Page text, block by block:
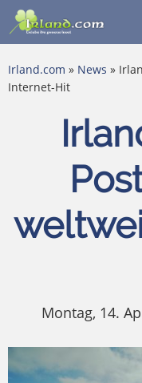
Irland.com » News »
Internet-Hit
Montag, 14.